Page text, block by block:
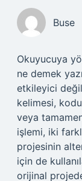
Buse
Okuyucuya
ne demek
etkileyici
kelimesi,
veya
işlemi, iki
projesinin
için de
orijinal